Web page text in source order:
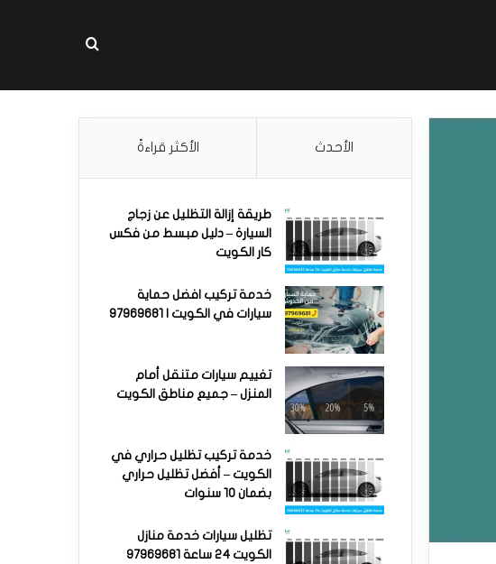
بحث عن
الأحدث الأكثر قراءةً
طريقة إزالة التظليل عن زجاج
السيارة – دليل مبسط من فكس
كار الكويت
خدمة تركيب افضل حماية
سيارات في الكويت | 97969681
تغييم سيارات متنقل أمام
المنزل – جميع مناطق الكويت
خدمة تركيب تظليل حراري في
الكويت – أفضل تظليل حراري
بضمان 10 سنوات
تظليل سيارات خدمة منازل
الكويت 24 ساعة 97969681